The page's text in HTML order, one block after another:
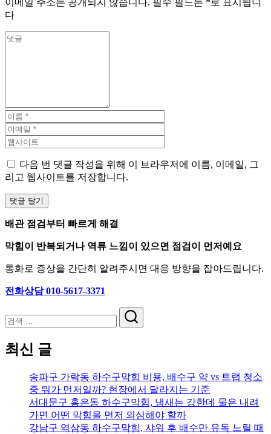
이메일 주소는 공개되지 않습니다. 필수 필드는 *로 표시됩니
다
다음 번 댓글 작성을 위해 이 브라우저에 이름, 이메일, 그
리고 웹사이트를 저장합니다.
배관 점검부터 빠르게 해결
막힘이 반복되거나 역류 느낌이 있으면 점검이 먼저예요
통화로 증상을 간단히 알려주시면 대응 방향을 잡아드립니다.
전화상담 010-5617-3371
검
최신 글
송파구 가락동 하수구막힘 비용, 배수구 약 vs 트랩 청소
중 뭐가 먼저일까? 현장에서 달라지는 기준
서대문구 홍은동 하수구막힘, 냄새는 강한데 물은 내려
가면 어떤 막힘을 먼저 의심해야 할까
강남구 역삼동 하수구막힘, 샤워 후 배수만 유독 느릴 때